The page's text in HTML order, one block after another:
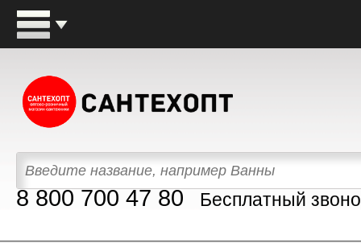
8 800 700 47 80 Бесплатный